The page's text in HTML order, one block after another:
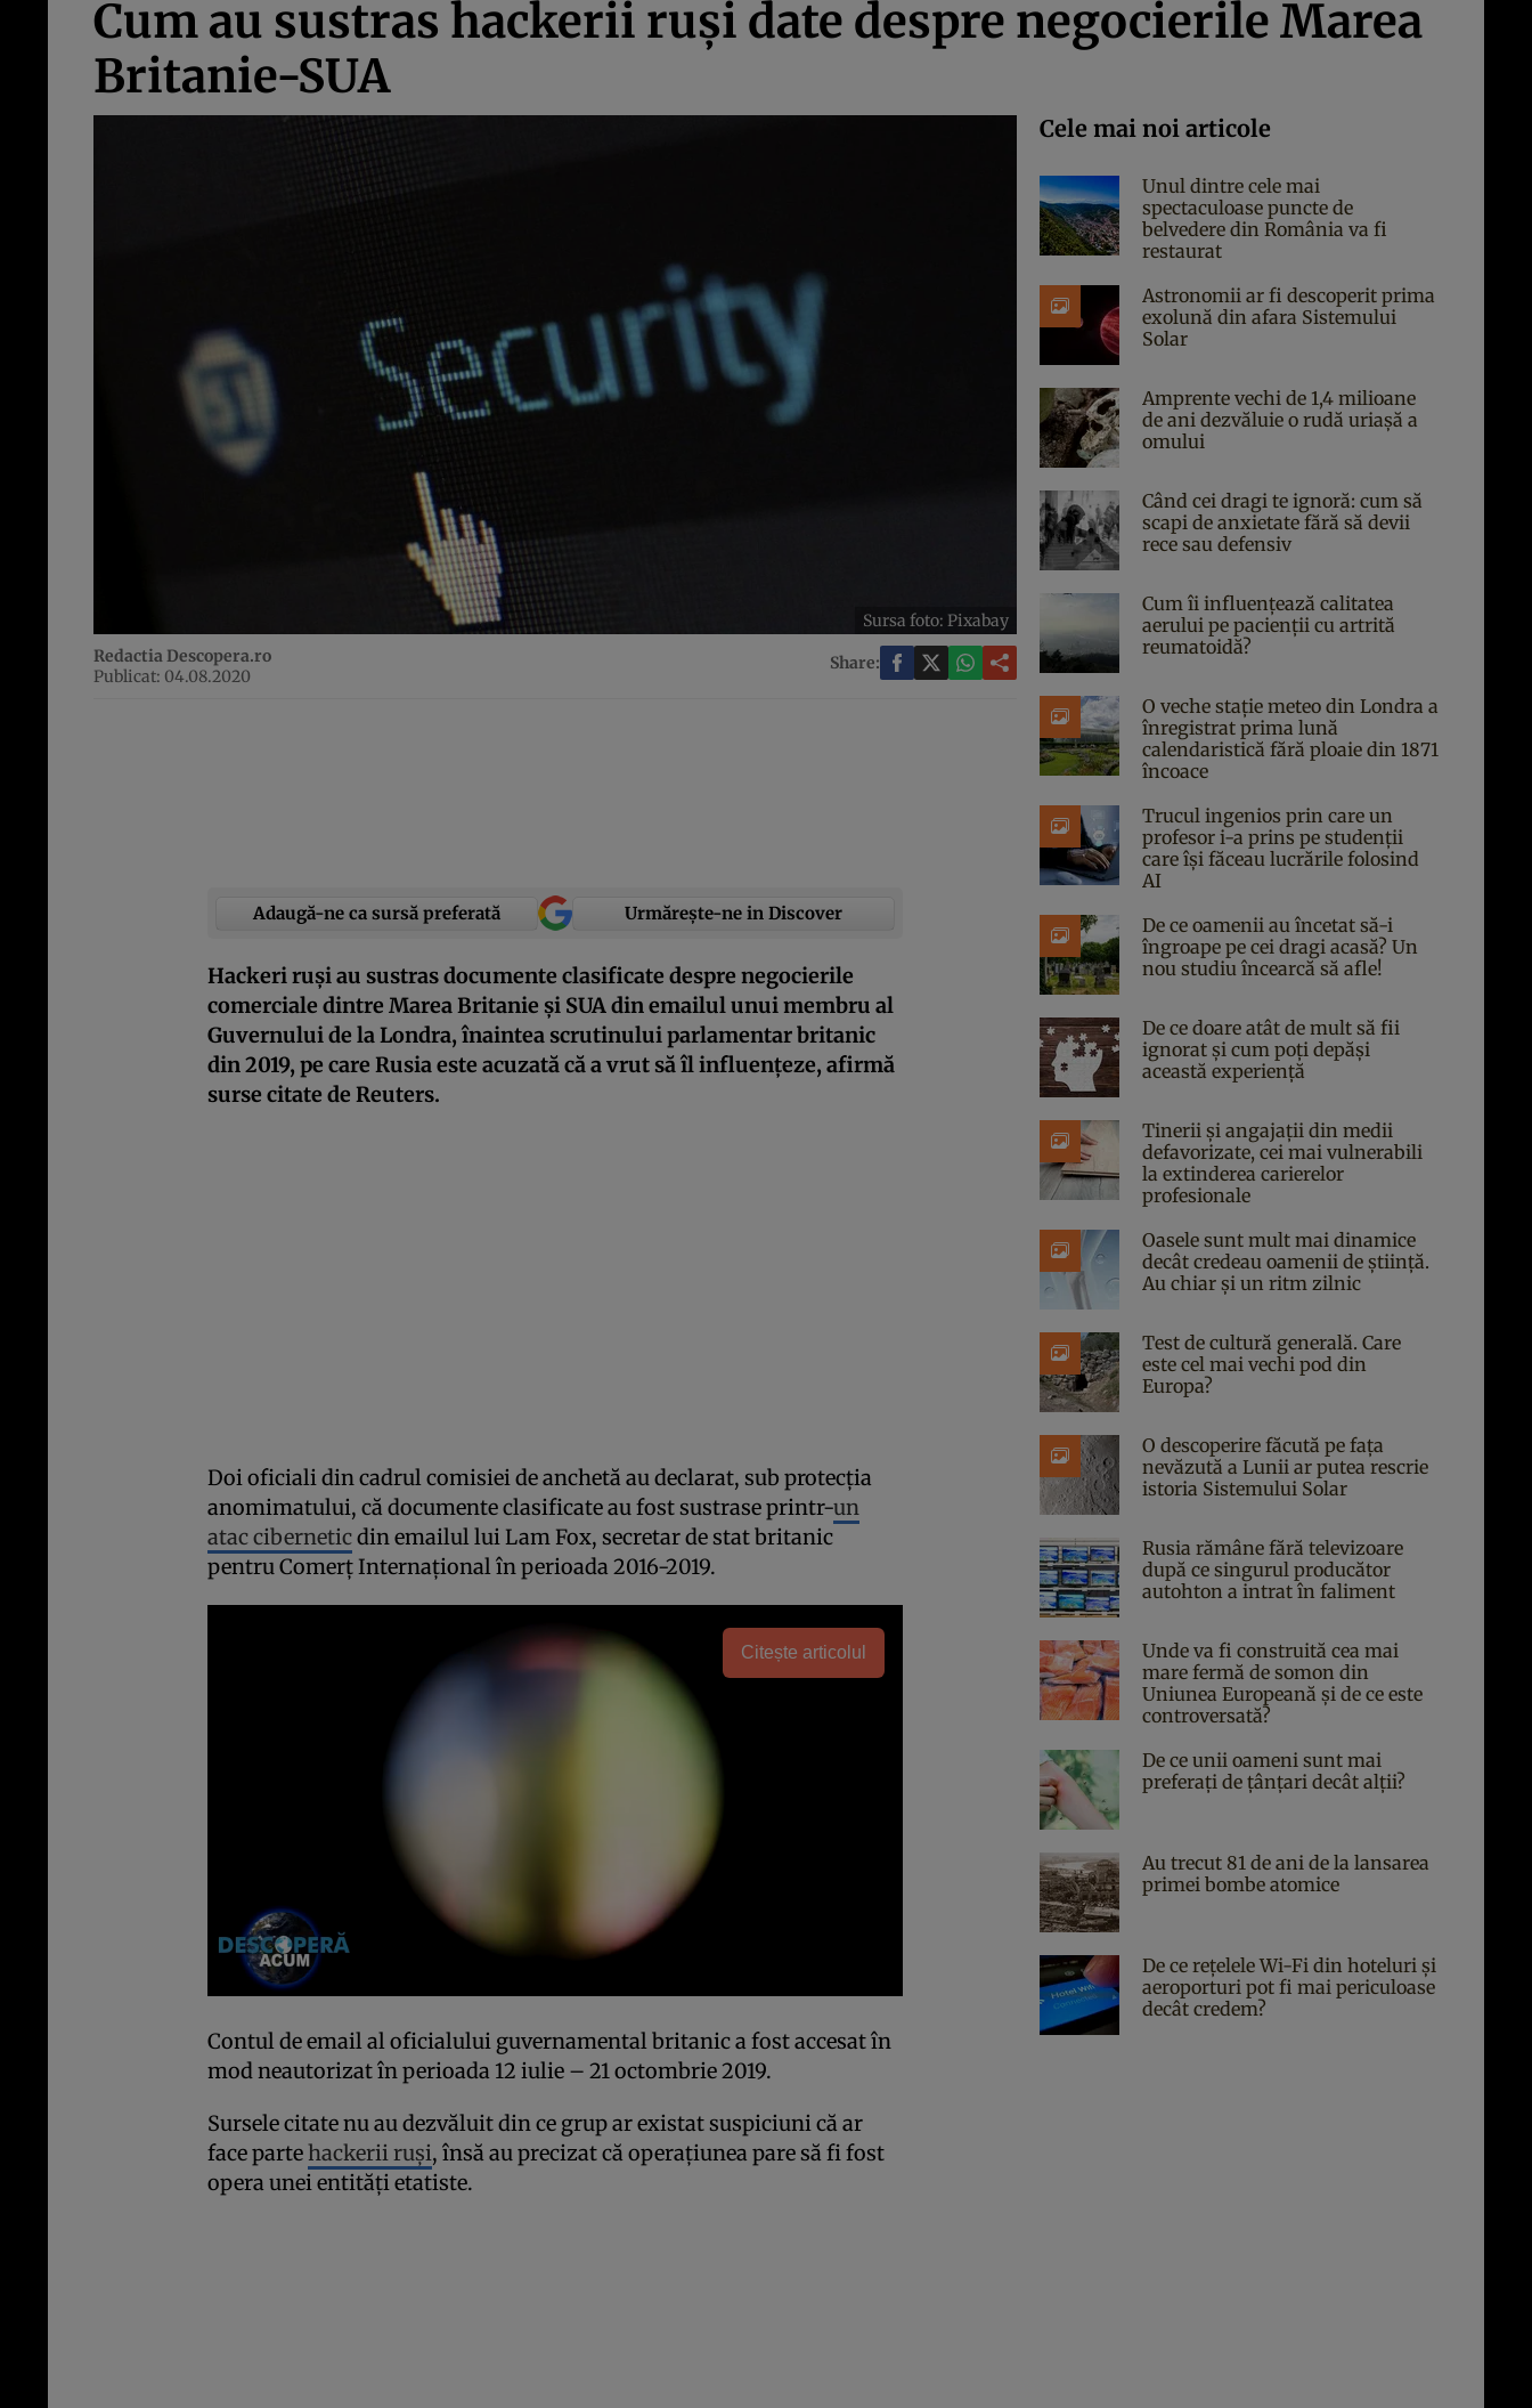
Cum au sustras hackerii ruşi date despre negocierile Marea
Britanie-SUA
Sursa foto: Pixabay
Redactia Descopera.ro
Publicat: 04.08.2020
Share:
Adaugă-ne ca sursă preferată Urmărește-ne in Discover
Hackeri ruşi au sustras documente clasificate despre negocierile
comerciale dintre Marea Britanie şi SUA din emailul unui membru al
Guvernului de la Londra, înaintea scrutinului parlamentar britanic
din 2019, pe care Rusia este acuzată că a vrut să îl influenţeze, afirmă
surse citate de Reuters.
Doi oficiali din cadrul comisiei de anchetă au declarat, sub protecţia
anomimatului, că documente clasificate au fost sustrase printr-un
atac ciberneticdin emailul lui Lam Fox, secretar de stat britanic
pentru Comerţ Internaţional în perioada 2016-2019.
Citește articolul
Contul de email al oficialului guvernamental britanic a fost accesat în
mod neautorizat în perioada 12 iulie – 21 octombrie 2019.
Sursele citate nu au dezvăluit din ce grup ar existat suspiciuni că ar
face partehackerii ruşi, însă au precizat că operaţiunea pare să fi fost
opera unei entităţi etatiste.
Cele mai noi articole
Unul dintre cele mai
spectaculoase puncte de
belvedere din România va fi
restaurat
Astronomii ar fi descoperit prima
exolună din afara Sistemului
Solar
Amprente vechi de 1,4 milioane
de ani dezvăluie o rudă uriașă a
omului
Când cei dragi te ignoră: cum să
scapi de anxietate fără să devii
rece sau defensiv
Cum îi influențează calitatea
aerului pe pacienții cu artrită
reumatoidă?
O veche stație meteo din Londra a
înregistrat prima lună
calendaristică fără ploaie din 1871
încoace
Trucul ingenios prin care un
profesor i-a prins pe studenții
care își făceau lucrările folosind
AI
De ce oamenii au încetat să-i
îngroape pe cei dragi acasă? Un
nou studiu încearcă să afle!
De ce doare atât de mult să fii
ignorat și cum poți depăși
această experiență
Tinerii și angajații din medii
defavorizate, cei mai vulnerabili
la extinderea carierelor
profesionale
Oasele sunt mult mai dinamice
decât credeau oamenii de știință.
Au chiar și un ritm zilnic
Test de cultură generală. Care
este cel mai vechi pod din
Europa?
O descoperire făcută pe fața
nevăzută a Lunii ar putea rescrie
istoria Sistemului Solar
Rusia rămâne fără televizoare
după ce singurul producător
autohton a intrat în faliment
Unde va fi construită cea mai
mare fermă de somon din
Uniunea Europeană și de ce este
controversată?
De ce unii oameni sunt mai
preferați de țânțari decât alții?
Au trecut 81 de ani de la lansarea
primei bombe atomice
De ce rețelele Wi-Fi din hoteluri și
aeroporturi pot fi mai periculoase
decât credem?